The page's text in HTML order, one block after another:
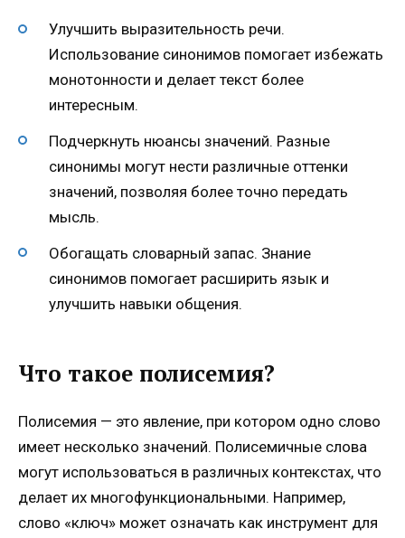
Улучшить выразительность речи.
Использование синонимов помогает избежать
монотонности и делает текст более
интересным.
Подчеркнуть нюансы значений. Разные
синонимы могут нести различные оттенки
значений, позволяя более точно передать
мысль.
Обогащать словарный запас. Знание
синонимов помогает расширить язык и
улучшить навыки общения.
Что такое полисемия?
Полисемия — это явление, при котором одно слово
имеет несколько значений. Полисемичные слова
могут использоваться в различных контекстах, что
делает их многофункциональными. Например,
слово «ключ» может означать как инструмент для